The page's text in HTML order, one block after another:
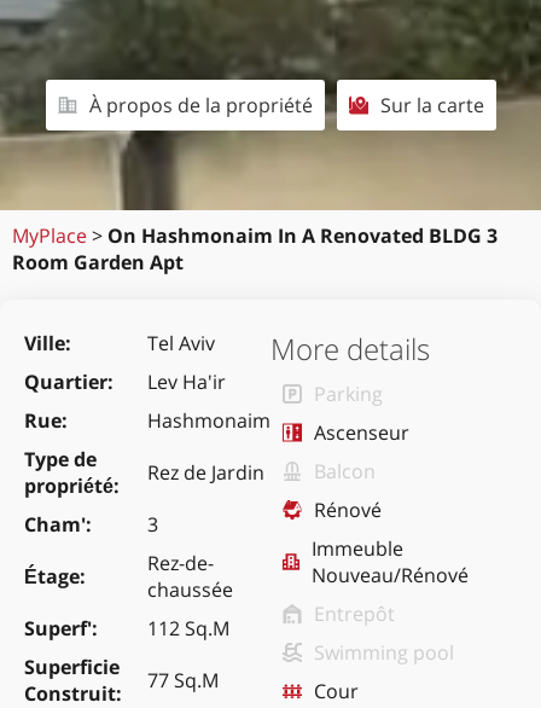
À propos de la propriété Sur la carte
MyPlace> On Hashmonaim In A Renovated BLDG 3
Room Garden Apt
Ville
Tel Aviv
Quartier
Lev Ha'ir
Rue
Hashmonaim
Type de
propriété
Rez de Jardin
Cham'
3
Étage
Rez-de-
chaussée
Superf'
112 Sq.M
Superficie
Construit
77 Sq.M
More details
Parking
Ascenseur
Balcon
Rénové
Immeuble
Nouveau/Rénové
Entrepôt
Swimming pool
Cour